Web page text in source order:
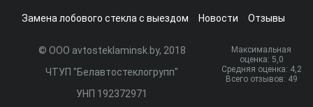
Замена лобового стекла с выездом Новости Отзывы
© ООО avtosteklaminsk.by, 2018
ЧТУП "Белавтостеклогрупп"
УНП 192372971
Максимальная
оценка: 5,0
Средняя оценка: 4,2
Всего отзывов: 49